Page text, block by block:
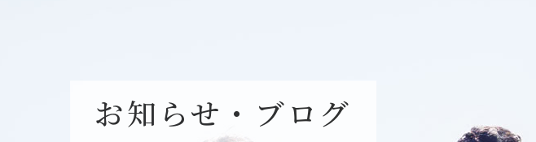
お知らせ・ブログ